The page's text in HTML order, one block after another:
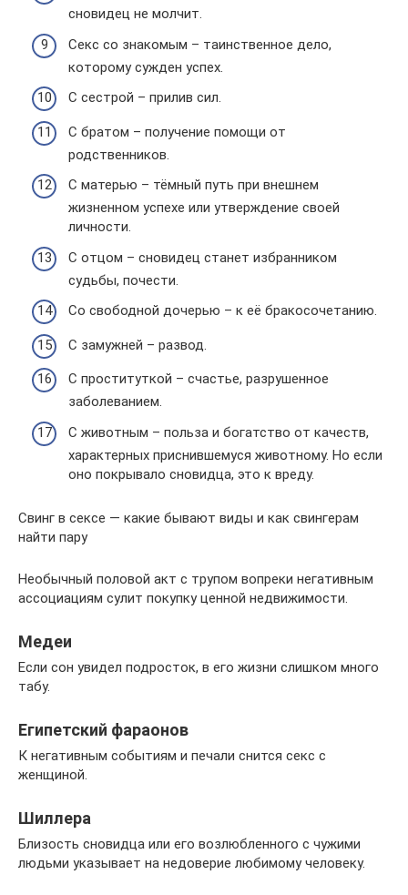
сновидец не молчит.
Секс со знакомым – таинственное дело,
которому сужден успех.
С сестрой – прилив сил.
С братом – получение помощи от
родственников.
С матерью – тёмный путь при внешнем
жизненном успехе или утверждение своей
личности.
С отцом – сновидец станет избранником
судьбы, почести.
Со свободной дочерью – к её бракосочетанию.
С замужней – развод.
С проституткой – счастье, разрушенное
заболеванием.
С животным – польза и богатство от качеств,
характерных приснившемуся животному. Но если
оно покрывало сновидца, это к вреду.
Свинг в сексе — какие бывают виды и как свингерам
найти пару
Необычный половой акт с трупом вопреки негативным
ассоциациям сулит покупку ценной недвижимости.
Медеи
Если сон увидел подросток, в его жизни слишком много
табу.
Египетский фараонов
К негативным событиям и печали снится секс с
женщиной.
Шиллера
Близость сновидца или его возлюбленного с чужими
людьми указывает на недоверие любимому человеку.